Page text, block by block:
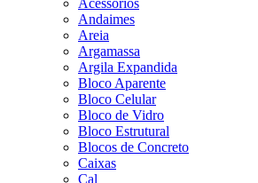
Andaimes
Areia
Argamassa
Argila Expandida
Bloco Aparente
Bloco Celular
Bloco de Vidro
Bloco Estrutural
Blocos de Concreto
Caixas
Cal